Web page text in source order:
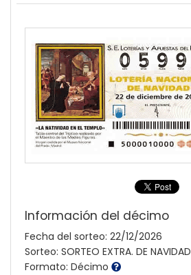
Información del décimo
Fecha del sorteo: 22/12/2026
Sorteo: SORTEO EXTRA. DE NAVIDAD
Formato: Décimo